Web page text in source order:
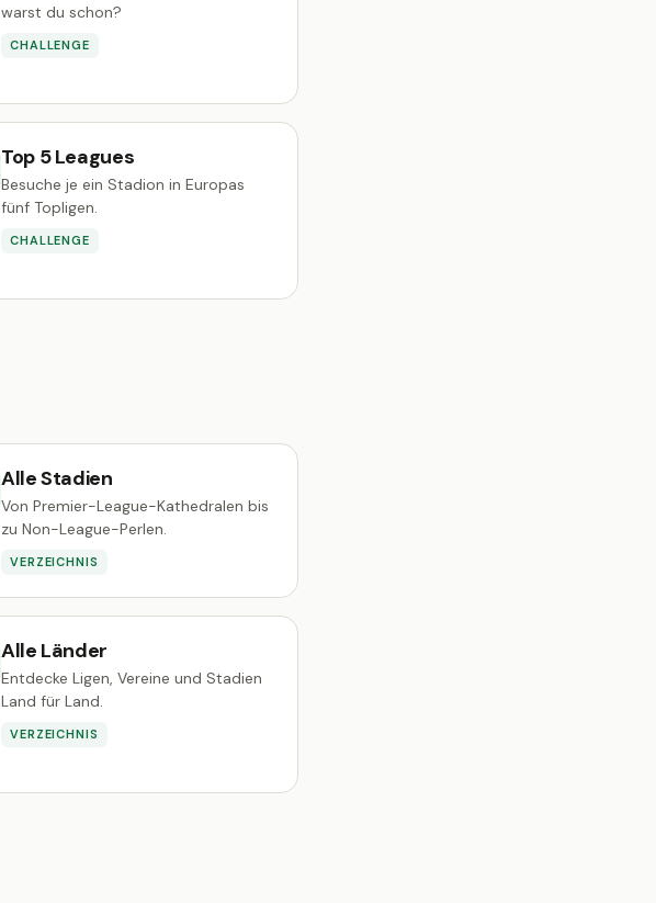
warst du schon?
CHALLENGE
Top 5 Leagues
Besuche je ein Stadion in Europas
fünf Topligen.
CHALLENGE
Alle Stadien
Von Premier-League-Kathedralen bis
zu Non-League-Perlen.
VERZEICHNIS
Alle Länder
Entdecke Ligen, Vereine und Stadien
Land für Land.
VERZEICHNIS